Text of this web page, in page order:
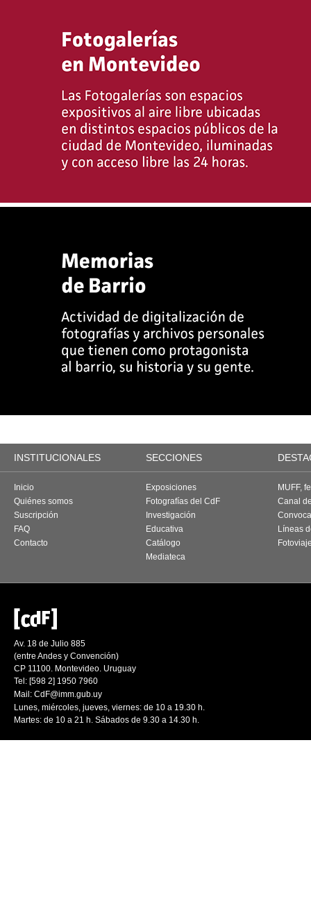
INSTITUCIONALES SECCIONES
Inicio
Quiénes somos
Suscripción
FAQ
Contacto
Exposiciones
Fotografías del CdF
Investigación
Educativa
Catálogo
Mediateca
MUFF,
Canal
Líneas
Av. 18 de Julio 885
(entre Andes y Convención)
CP 11100. Montevideo. Uruguay
Tel: [598 2] 1950 7960
Mail: CdF@imm.gub.uy
Lunes, miércoles, jueves, viernes: de 10 a 19.30 h.
Martes: de 10 a 21 h. Sábados de 9.30 a 14.30 h.